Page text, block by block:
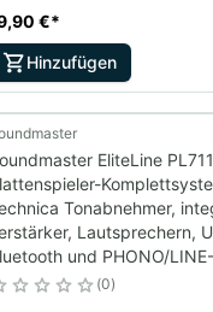
€*
Hinzufügen
EliteLine
Tonabnehmer,
Lautsprechern,
und PHONO/
0